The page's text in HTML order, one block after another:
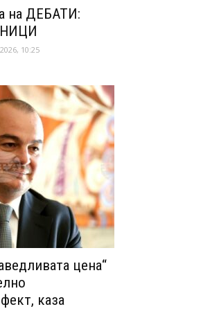
на ДЕБАТИ:
10:25
цена“
каза